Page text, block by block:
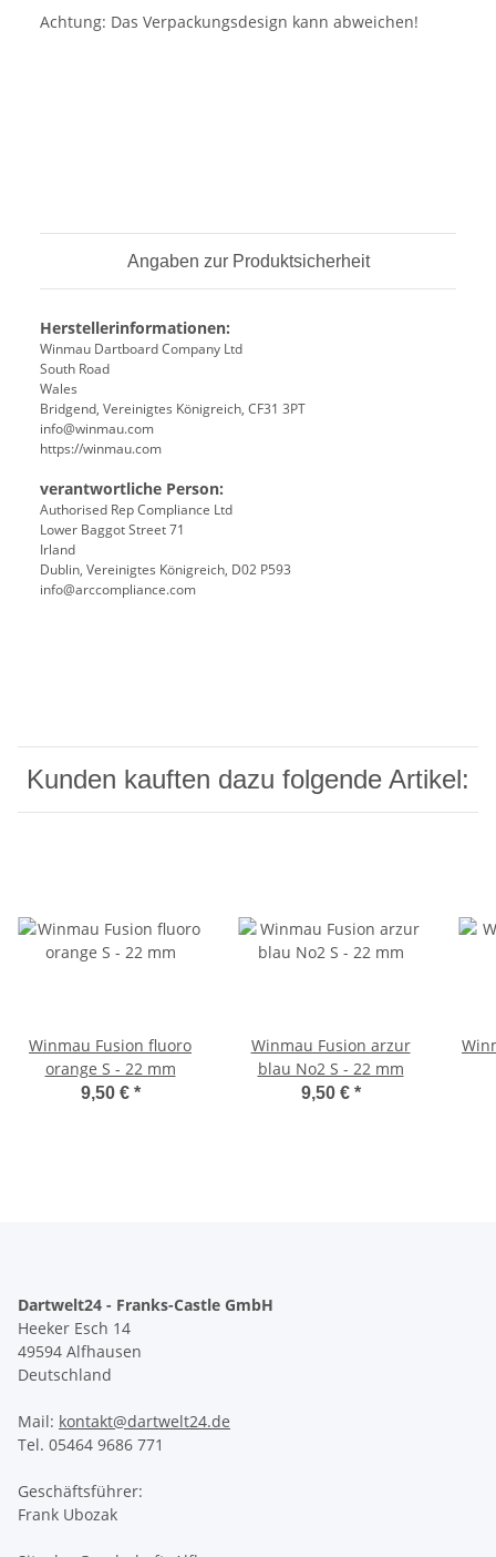
Achtung: Das Verpackungsdesign kann abweichen!
Angaben zur Produktsicherheit
Herstellerinformationen:
Winmau Dartboard Company Ltd
South Road
Wales
Bridgend, Vereinigtes Königreich, CF31 3PT
info@winmau.com
https://winmau.com
verantwortliche Person:
Authorised Rep Compliance Ltd
Lower Baggot Street 71
Irland
Dublin, Vereinigtes Königreich, D02 P593
info@arccompliance.com
Kunden kauften dazu folgende Artikel:
Winmau Fusion fluoro
orange S - 22 mm
9,50 € *
Winmau Fusion arzur
blau No2 S - 22 mm
9,50 € *
Dartwelt24 - Franks-Castle GmbH
Heeker Esch 14
49594 Alfhausen
Deutschland
Mail: kontakt@dartwelt24.de
Tel. 05464 9686 771
Geschäftsführer:
Frank Ubozak